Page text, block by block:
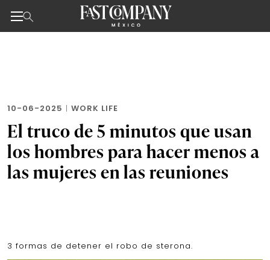
10-06-2025 | WORK LIFE
El truco de 5 minutos que usan
los hombres para hacer menos a
las mujeres en las reuniones
3 formas de detener el robo de sterona.